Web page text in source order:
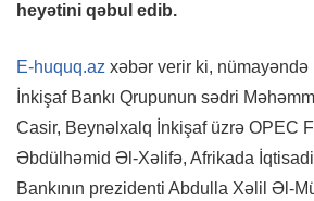
heyətini qəbul edib.
E-huquq.az xəbər verir ki,
İnkişaf Bankı Qrupunun sədri
Casir, Beynəlxalq İnkişaf üzrə OPEC
Əbdülhəmid Əl-Xəlifə, Afrikada
Bankının prezidenti Abdulla Xəlil Əl-